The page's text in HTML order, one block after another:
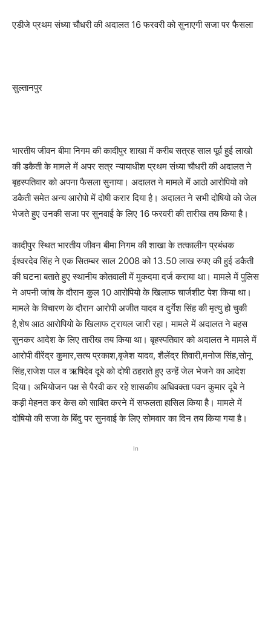
एडीजे प्रथम संध्या चौधरी की अदालत 16 फरवरी को सुनाएगी सजा पर फैसला
सुल्तानपुर
भारतीय जीवन बीमा निगम की कादीपुर शाखा में करीब सत्रह साल पूर्व हुई लाखो
की डकैती के मामले में अपर सत्र न्यायाधीश प्रथम संध्या चौधरी की अदालत ने
बृहस्पतिवार को अपना फैसला सुनाया। अदालत ने मामले में आठो आरोपियो को
डकैती समेत अन्य आरोपो में दोषी करार दिया है। अदालत ने सभी दोषियो को जेल
भेजते हुए उनकी सजा पर सुनवाई के लिए 16 फरवरी की तारीख तय किया है।
कादीपुर स्थित भारतीय जीवन बीमा निगम की शाखा के तत्कालीन प्रबंधक
ईश्वरदेव सिंह ने एक सितम्बर साल 2008 को 13.50 लाख रुपए की हुई डकैती
की घटना बताते हुए स्थानीय कोतवाली में मुकदमा दर्ज कराया था। मामले में पुलिस
ने अपनी जांच के दौरान कुल 10 आरोपियो के खिलाफ चार्जशीट पेश किया था।
मामले के विचारण के दौरान आरोपी अजीत यादव व दुर्गेश सिंह की मृत्यु हो चुकी
है,शेष आठ आरोपियो के खिलाफ ट्रायल जारी रहा। मामले में अदालत ने बहस
सुनकर आदेश के लिए तारीख तय किया था। बृहस्पतिवार को अदालत ने मामले में
आरोपी वीरेंद्र कुमार,सत्य प्रकाश,बृजेश यादव, शैलेंद्र तिवारी,मनोज सिंह,सोनू
सिंह,राजेश पाल व ऋषिदेव दूबे को दोषी ठहराते हुए उन्हें जेल भेजने का आदेश
दिया। अभियोजन पक्ष से पैरवी कर रहे शासकीय अधिवक्ता पवन कुमार दूबे ने
कड़ी मेहनत कर केस को साबित करने में सफलता हासिल किया है। मामले में
दोषियो की सजा के बिंदु पर सुनवाई के लिए सोमवार का दिन तय किया गया है।
In